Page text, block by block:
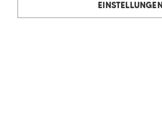
EINSTELLUNGEN